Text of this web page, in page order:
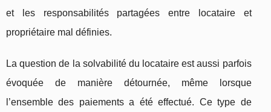
et les responsabilités partagées entre locataire et
propriétaire mal définies.
La question de la solvabilité du locataire est aussi parfois
évoquée de manière détournée, même lorsque
l’ensemble des paiements a été effectué. Ce type de